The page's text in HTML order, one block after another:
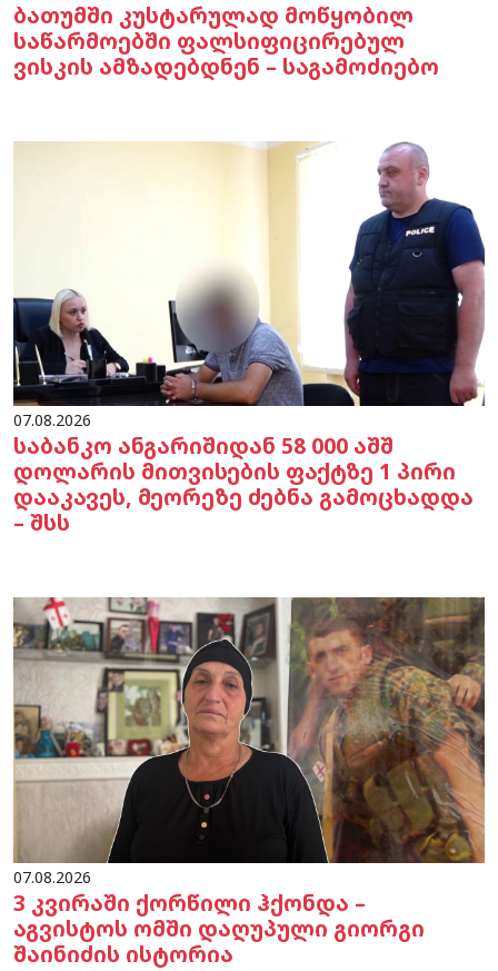
ბათუმში კუსტარულად მოწყობილ
საწარმოებში ფალსიფიცირებულ
ვისკის ამზადებდნენ – საგამოძიებო
07.08.2026
საბანკო ანგარიშიდან 58 000 აშშ
დოლარის მითვისების ფაქტზე 1 პირი
დააკავეს, მეორეზე ძებნა გამოცხადდა
– შსს
07.08.2026
3 კვირაში ქორწილი ჰქონდა –
აგვისტოს ომში დაღუპული გიორგი
შაინიძის ისტორია